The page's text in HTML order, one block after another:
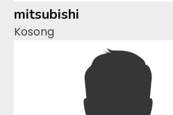
mitsubishi
Kosong